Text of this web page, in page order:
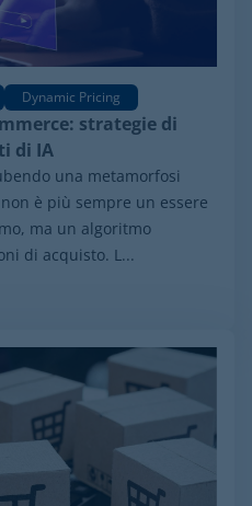
Dynamic Pricing
strategie di
di IA
una metamorfosi
è più sempre un essere
ma un algoritmo
di acquisto. L...